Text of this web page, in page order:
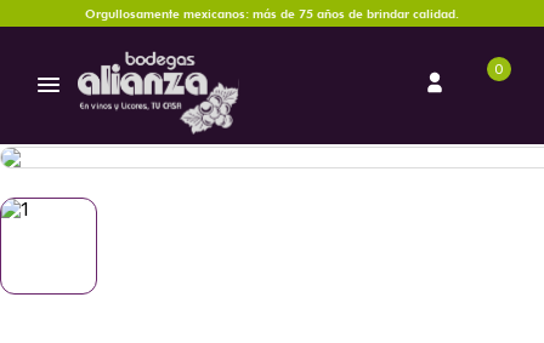
Orgullosamente mexicanos: más de 75 años de brindar calidad.
0